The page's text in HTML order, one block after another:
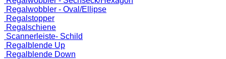
Regalwobbler - Oval/Ellipse
Regalstopper
Regalschiene
Scannerleiste- Schild
Regalblende Up
Regalblende Down